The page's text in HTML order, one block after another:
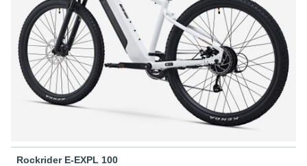
Rockrider E-EXPL 100